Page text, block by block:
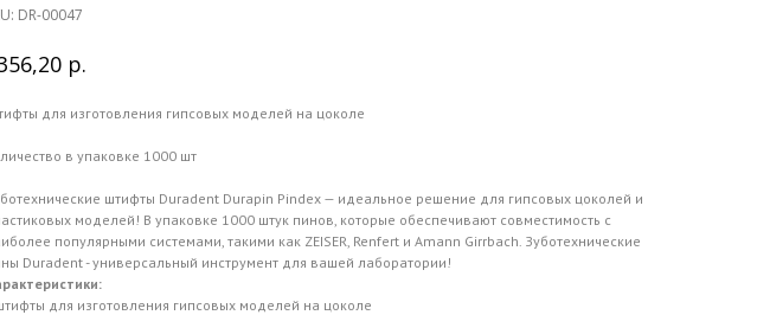
DR-00047
р.
для изготовления гипсовых моделей на цоколе
в упаковке 1000 шт
штифты Duradent Durapin Pindex — идеальное решение для гипсовых цоколей и
моделей! В упаковке 1000 штук пинов, которые обеспечивают совместимость с
популярными системами, такими как ZEISER, Renfert и Amann Girrbach. Зуботехнические
Duradent - универсальный инструмент для вашей лаборатории!
для изготовления гипсовых моделей на цоколе